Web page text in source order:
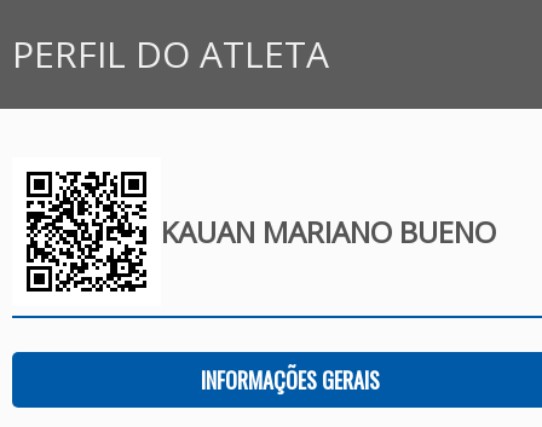
PERFIL DO ATLETA
KAUAN MARIANO BUENO
INFORMAÇÕES GERAIS